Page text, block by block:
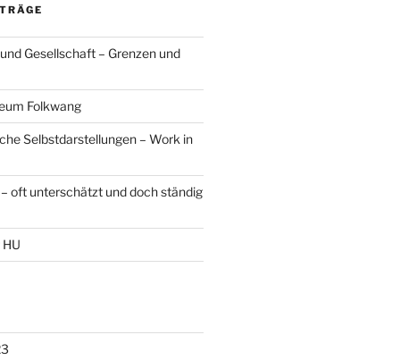
Gesellschaft – Grenzen und
Folkwang
Selbstdarstellungen – Work in
oft unterschätzt und doch ständig